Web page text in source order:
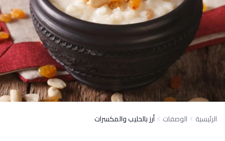
الرئيسية الوصفات أرز بالحليب والمكسرات